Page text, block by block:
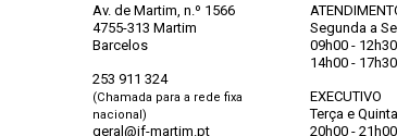
Av. de Martim, n.º 1566
4755-313 Martim
Barcelos
253 911 324
(Chamada para a rede fixa
nacional)
geral@jf-martim.pt
Segunda a
09h00 - 12h30
14h00 - 17h30
EXECUTIVO
Terça e Quinta
20h00 - 21h00